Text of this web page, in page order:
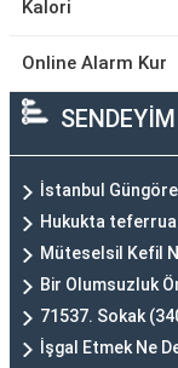
Kalori
Online Alarm Kur
SENDEYİM
İstanbul
Hukukta
Müteselsil Kefil
Bir Olumsuzluk
71537. Sokak
İşgal Etmek Ne